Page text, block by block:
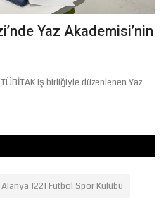
Yaz Akademisi’nin
iş birliğiyle düzenlenen Yaz
Alanya 1221 Futbol Spor Kulübü